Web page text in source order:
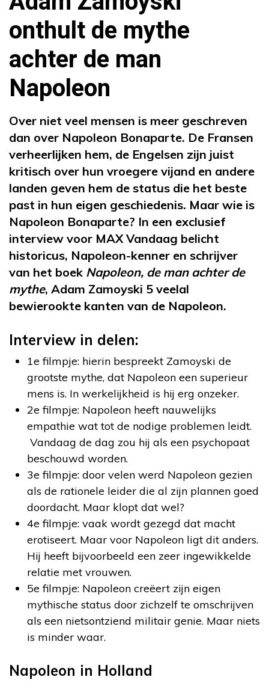
onthult de mythe
achter de man
Napoleon
Over niet veel mensen is meer geschreven
dan over Napoleon Bonaparte. De Fransen
verheerlijken hem, de Engelsen zijn juist
kritisch over hun vroegere vijand en andere
landen geven hem de status die het beste
past in hun eigen geschiedenis. Maar wie is
Napoleon Bonaparte? In een exclusief
interview voor MAX Vandaag belicht
historicus, Napoleon-kenner en schrijver
van het boek Napoleon, de man achter de
mythe, Adam Zamoyski 5 veelal
bewierookte kanten van de Napoleon.
Interview in delen:
1e filmpje: hierin bespreekt Zamoyski de
grootste mythe, dat Napoleon een superieur
mens is. In werkelijkheid is hij erg onzeker.
2e filmpje: Napoleon heeft nauwelijks
empathie wat tot de nodige problemen leidt.
Vandaag de dag zou hij als een psychopaat
beschouwd worden.
3e filmpje: door velen werd Napoleon gezien
als de rationele leider die al zijn plannen goed
doordacht. Maar klopt dat wel?
4e filmpje: vaak wordt gezegd dat macht
erotiseert. Maar voor Napoleon ligt dit anders.
Hij heeft bijvoorbeeld een zeer ingewikkelde
relatie met vrouwen.
5e filmpje: Napoleon creëert zijn eigen
mythische status door zichzelf te omschrijven
als een nietsontziend militair genie. Maar niets
is minder waar.
Napoleon in Holland